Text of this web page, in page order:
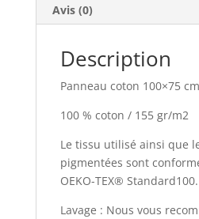
Avis (0)
Description
Panneau coton 100×75 cm
100 % coton / 155 gr/m2
Le tissu utilisé ainsi que
pigmentées sont
OEKO-TEX® Standard100.
Lavage : Nous vous